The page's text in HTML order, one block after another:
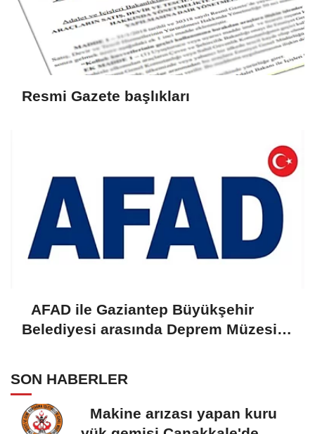
Resmi Gazete başlıkları
AFAD ile Gaziantep Büyükşehir
Belediyesi arasında Deprem Müzesi
SON HABERLER
Makine arızası yapan kuru